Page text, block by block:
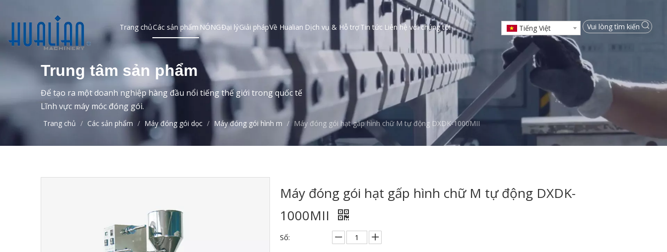
Trang chủCác sản phẩm NÓNGĐại lýGiải phápVề Hualian Dịch vụ & Hỗ trợTin tức Liên hệ với chúng tôi Tiếng Việt
Trung tâm sản phẩm
Để tạo ra một doanh nghiệp hàng đầu nổi tiếng thế giới trong quốc tế
Lĩnh vực máy móc đóng gói.
Trang chủ / Các sản phẩm / Máy đóng gói dọc / Máy đóng gói hình m / Máy đóng gói hạt gấp hình chữ M tự động DXDK-1000MII
Máy đóng gói hạt gấp hình chữ M tự động DXDK-
1000MII
Số: